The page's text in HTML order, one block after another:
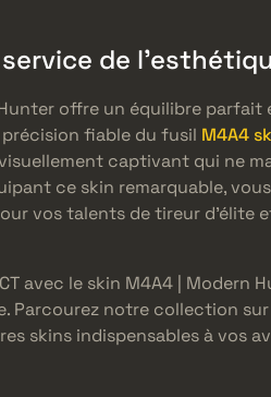
de
offre un équilibre
fiable du fusil M4A4
captivant qui ne
ce skin remarquable,
vos talents de tireur d’élite
avec le skin M4A4 | Modern
Parcourez notre collection
skins indispensables à vos